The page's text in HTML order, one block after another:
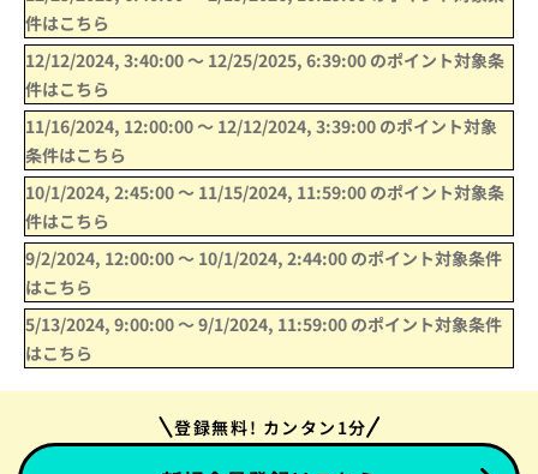
件はこちら
12/12/2024, 3:40:00〜 12/25/2025, 6:39:00 のポイント対象条
件はこちら
11/16/2024, 12:00:00〜 12/12/2024, 3:39:00 のポイント対象
条件はこちら
10/1/2024, 2:45:00〜 11/15/2024, 11:59:00 のポイント対象条
件はこちら
9/2/2024, 12:00:00〜 10/1/2024, 2:44:00 のポイント対象条件
はこちら
5/13/2024, 9:00:00〜9/1/2024, 11:59:00 のポイント対象条件
はこちら
登録無料! カンタン1分